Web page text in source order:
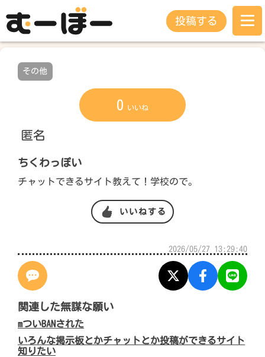
投稿する
その他
0 いいね
匿名
ちくわっぽい
チャットできるサイト教えて！学校ので。
いいねする
2026/05/27 13:29:40
関連した無謀な願い
mついBANされた
いろんな掲示板とかチャットとか投稿ができるサイト
知りたい